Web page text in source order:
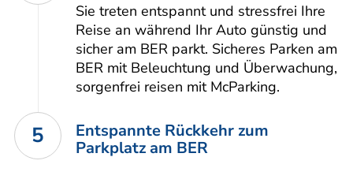
Sie treten entspannt und stressfrei Ihre
Reise an während Ihr Auto günstig und
sicher am BER parkt. Sicheres Parken am
BER mit Beleuchtung und Überwachung,
sorgenfrei reisen mit McParking.
5
Entspannte Rückkehr zum
Parkplatz am BER